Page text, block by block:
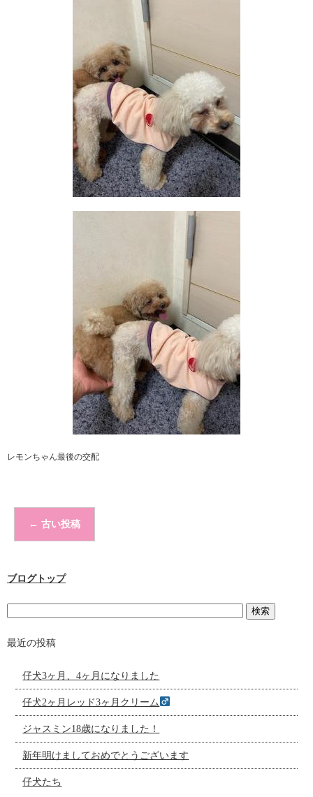
レモンちゃん最後の交配
← 古い投稿
ブログトップ
最近の投稿
仔犬3ヶ月、4ヶ月になりました
仔犬2ヶ月レッド3ヶ月クリーム
ジャスミン18歳になりました！
新年明けましておめでとうございます
仔犬たち